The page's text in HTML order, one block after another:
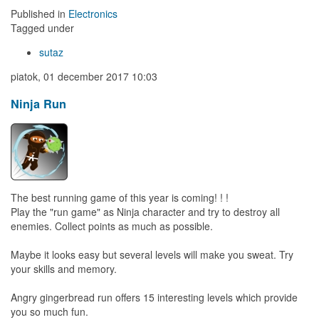
Published in Electronics
Tagged under
sutaz
piatok, 01 december 2017 10:03
Ninja Run
The best running game of this year is coming! ! !
Play the "run game" as Ninja character and try to destroy all
enemies. Collect points as much as possible.
Maybe it looks easy but several levels will make you sweat. Try
your skills and memory.
Angry gingerbread run offers 15 interesting levels which provide
you so much fun.